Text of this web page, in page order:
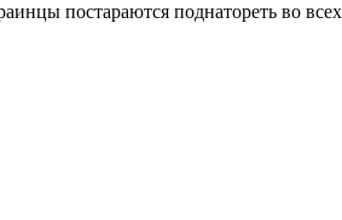
постараются поднатореть во